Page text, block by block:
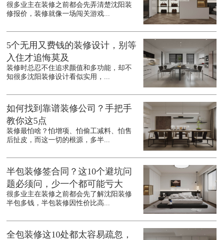
很多业主在装修之前都会先弄清楚沈阳装
修报价，装修就像一场闯关游戏...
5个无用又费钱的装修设计，别等
入住才追悔莫及
装修时总忍不住追求颜值和多功能，却不
知很多沈阳装修设计看似实用，...
如何找到靠谱装修公司？手把手
教你这5点
装修最怕啥？怕增项、怕偷工减料、怕售
后扯皮，而这一切的根源，多半...
半包装修签合同？这10个避坑问
题必须问，少一个都可能亏大
很多业主在装修之前都会先了解沈阳装修
半包多钱，半包装修因性价比高...
全包装修这10处都太容易疏忽，